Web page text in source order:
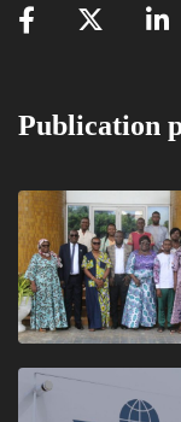
Publication